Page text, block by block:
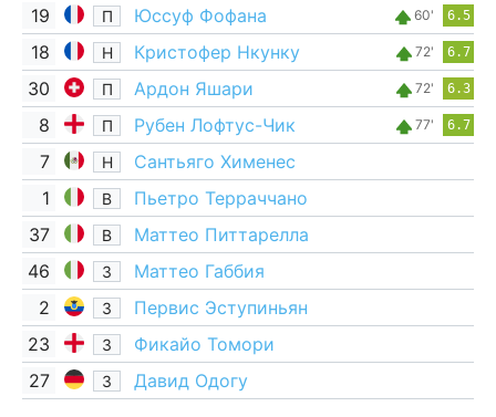
19 П Юссуф Фофана 60' 6.5
18 Н Кристофер Нкунку 72' 6.7
30 П Ардон Яшари 72' 6.3
8 П Рубен Лофтус-Чик 77' 6.7
7 Н
Сантьяго Хименес
1
В
Пьетро Терраччано
37
В
Маттео Питтарелла
46
З
Маттео Габбия
2
З
Первис Эступиньян
23
З
Фикайо Томори
27
З Давид Одогу